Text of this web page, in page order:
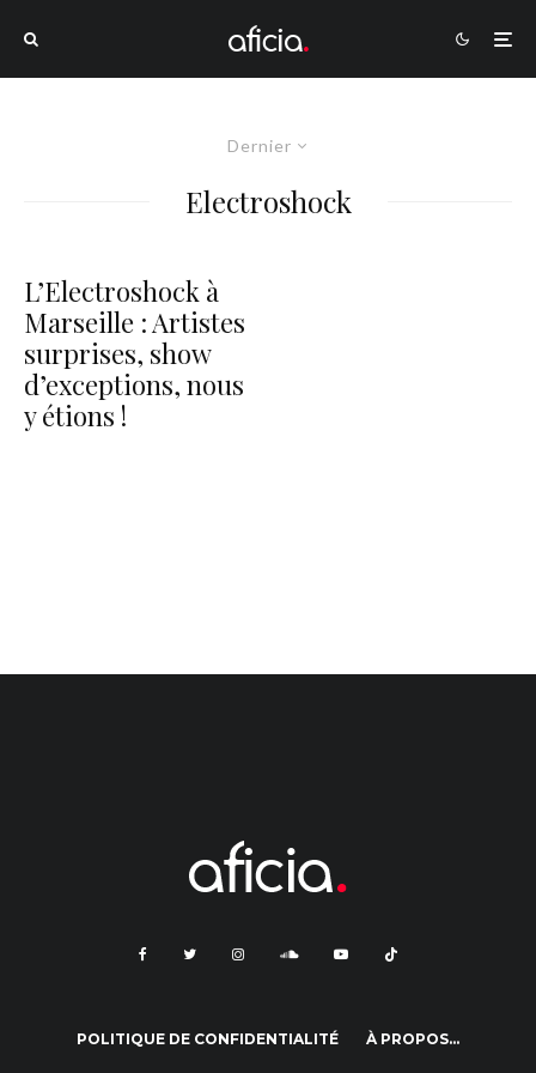
Dernier
Electroshock
L’Electroshock à
Marseille : Artistes
surprises, show
d’exceptions, nous
y étions !
POLITIQUE DE CONFIDENTIALITÉ À PROPOS…